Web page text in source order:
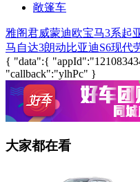
敞篷车
雅阁君威蒙迪欧宝马3系起
马自达3朗动比亚迪S6现代
{ "data":{
"callback":"ylhPc" }
大家都在看